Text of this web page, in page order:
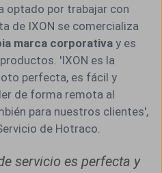
optado por trabajar con
de IXON se comercializa
marca corporativa y es
'IXON es la
perfecta, es fácil y
de forma remota al
para nuestros clientes',
de Hotraco.
servicio es perfecta y